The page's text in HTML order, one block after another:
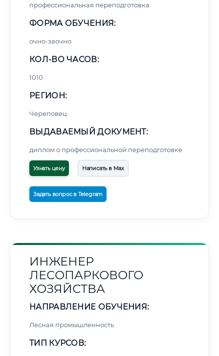
профессиональная переподготовка
ФОРМА ОБУЧЕНИЯ:
очно-заочно
КОЛ-ВО ЧАСОВ:
1010
РЕГИОН:
Череповец
ВЫДАВАЕМЫЙ ДОКУМЕНТ:
диплом о профессиональной переподготовке
Узнать цену Написать в Max
Задать вопрос в Telegram
ИНЖЕНЕР
ЛЕСОПАРКОВОГО
ХОЗЯЙСТВА
НАПРАВЛЕНИЕ ОБУЧЕНИЯ:
Лесная промышленность
ТИП КУРСОВ: